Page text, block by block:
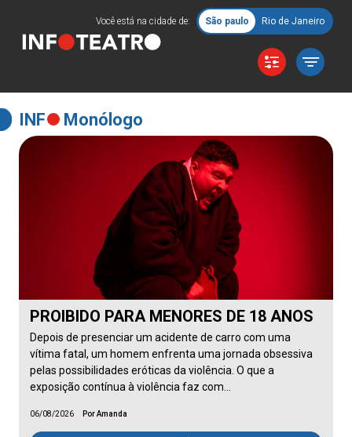
Você está na cidade de: São paulo Rio de Janeiro
INF Monólogo
PROIBIDO PARA MENORES DE 18 ANOS
Depois de presenciar um acidente de carro com uma
vítima fatal, um homem enfrenta uma jornada obsessiva
pelas possibilidades eróticas da violência. O que a
exposição contínua à violência faz com…
06/08/2026 Por Amanda